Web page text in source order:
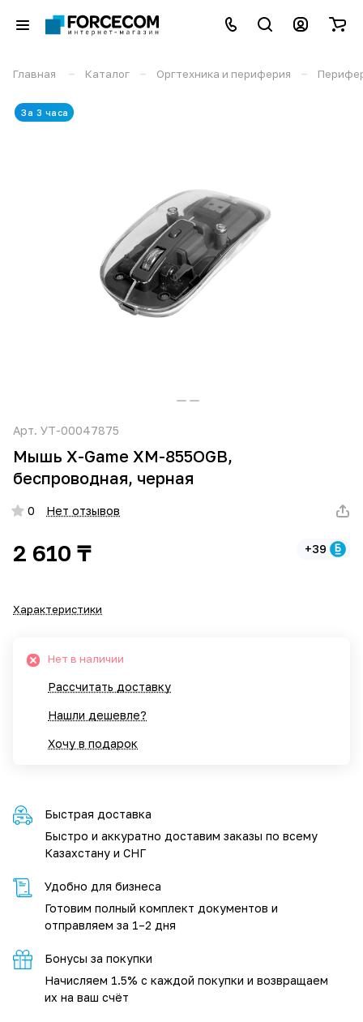
Главная – Каталог – Оргтехника и периферия –
За 3 часа
Арт. УТ-00047875
Мышь X-Game XM-855OGB,
беспроводная, черная
0 Нет отзывов
2 610 ₸ +39
Характеристики
Нет в наличии
Рассчитать доставку
Нашли дешевле?
Хочу в подарок
Быстрая доставка
Быстро и аккуратно доставим заказы по всему
Казахстану и СНГ
Удобно для бизнеса
Готовим полный комплект документов и
отправляем за 1–2 дня
Бонусы за покупки
Начисляем 1.5% с каждой покупки и возвращаем
их на ваш счёт